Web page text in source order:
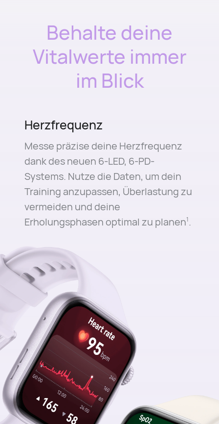
Behalte deine
Vitalwerte immer
im Blick
Herzfrequenz
Messe präzise deine Herzfrequenz
dank des neuen 6-LED, 6-PD-
Systems. Nutze die Daten, um dein
Training anzupassen, Überlastung zu
vermeiden und deine
Erholungsphasen optimal zu planen⁠1.